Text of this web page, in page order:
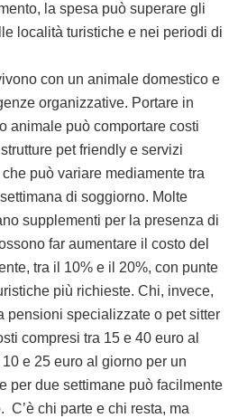
la spesa può superare gli
località turistiche e nei periodi di
con un animale domestico e
organizzative. Portare in
animale può comportare costi
pet friendly e servizi
può variare mediamente tra
di soggiorno. Molte
supplementi per la presenza di
far aumentare il costo del
tra il 10% e il 20%, con punte
più richieste. Chi, invece,
pensioni specializzate o pet sitter
compresi tra 15 e 40 euro al
e 25 euro al giorno per un
per due settimane può facilmente
C’è chi parte e chi resta, ma